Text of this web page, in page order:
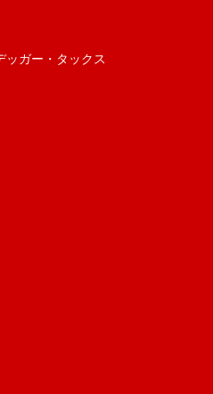
ガー・タックス